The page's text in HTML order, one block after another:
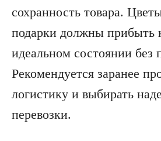
сохранность товара.
подарки должны прибыть
идеальном состоянии без
Рекомендуется заранее
логистику и выбирать
перевозки.